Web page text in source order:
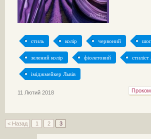
стиль колір червоний
зелений колір фіолетовий стиліст
іміджмейкер Львів
11 Лютий 2018
< Назад 1 2 3